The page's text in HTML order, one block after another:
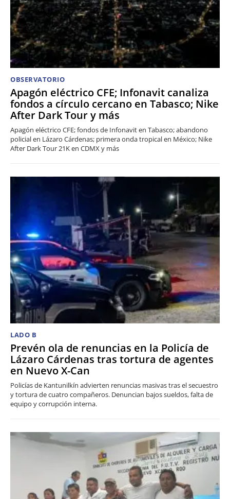
OBSERVATORIO
Apagón eléctrico CFE; Infonavit canaliza
fondos a círculo cercano en Tabasco; Nike
After Dark Tour y más
Apagón eléctrico CFE; fondos de Infonavit en Tabasco; abandono
policial en Lázaro Cárdenas; primera onda tropical en México; Nike
After Dark Tour 21K en CDMX y más
LADO B
Prevén ola de renuncias en la Policía de
Lázaro Cárdenas tras tortura de agentes
en Nuevo X-Can
Policías de Kantunilkín advierten renuncias masivas tras el secuestro
y tortura de cuatro compañeros. Denuncian bajos sueldos, falta de
equipo y corrupción interna.